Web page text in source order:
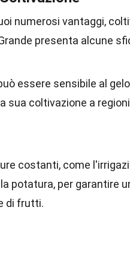
numerosi vantaggi,
presenta alcune
essere sensibile al
sua coltivazione a
costanti, come
potatura, per garantire
di frutti.